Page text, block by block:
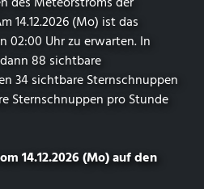
14.12.2026 (Mo) ist das
02:00 Uhr zu erwarten. In
88 sichtbare
34 sichtbare Sternschnuppen
Sternschnuppen pro Stunde
14.12.2026 (Mo) auf den